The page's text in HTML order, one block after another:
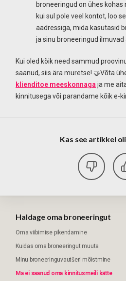
broneeringud on ühes kohas
kui sul pole veel kontot, loo
aadressiga, mida kasutasid
ja sinu broneeringud
Kui oled kõik need sammud
saanud, siis ära muretse! 🤝Võta
klienditoe meeskonnaga ja me
kinnitusega või parandame kõik e-
Kas see artikkel
Haldage oma broneeringut
Oma viibimise pikendamine
Kuidas oma broneeringut muuta
Minu broneeringuvautšeri mõistmine
Ma ei saanud oma kinnitusmeili kätte